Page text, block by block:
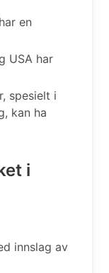
en
USA har
spesielt i
kan ha
i
innslag av